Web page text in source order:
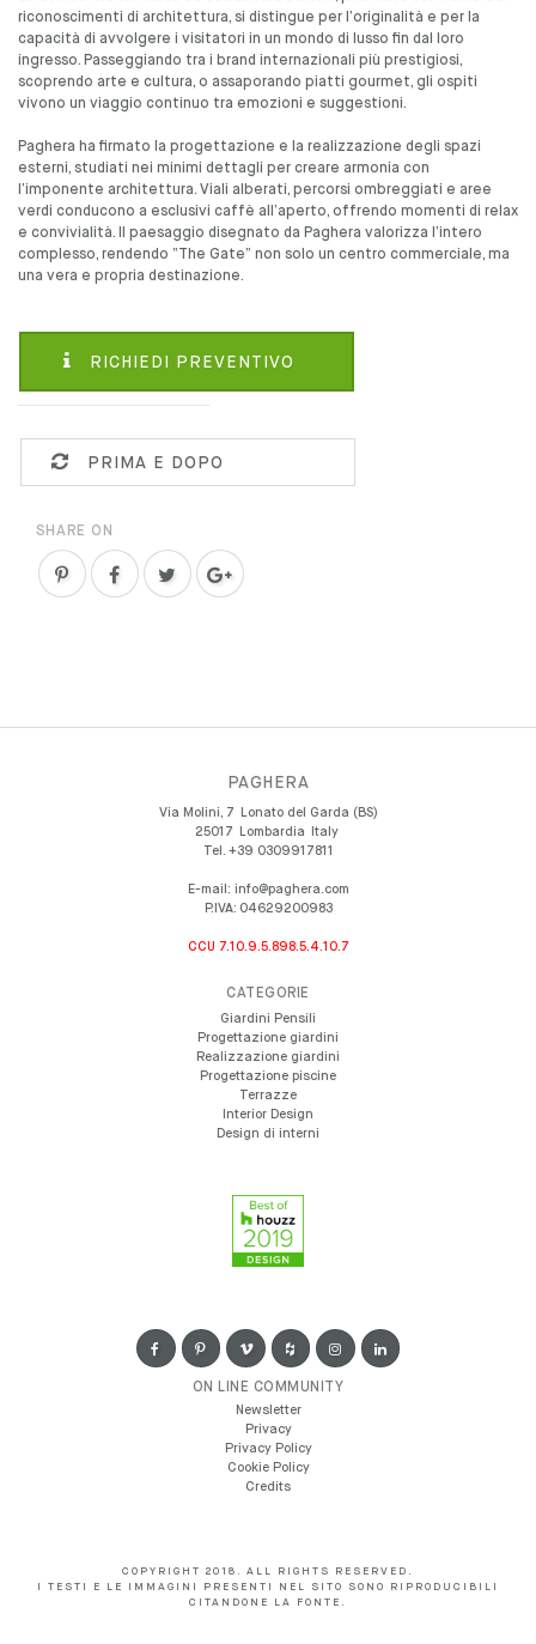
riconoscimenti di architettura, si distingue per l’originalità e per la
capacità di avvolgere i visitatori in un mondo di lusso fin dal loro
ingresso. Passeggiando tra i brand internazionali più prestigiosi,
scoprendo arte e cultura, o assaporando piatti gourmet, gli ospiti
vivono un viaggio continuo tra emozioni e suggestioni.
Paghera ha firmato la progettazione e la realizzazione degli spazi
esterni, studiati nei minimi dettagli per creare armonia con
l’imponente architettura. Viali alberati, percorsi ombreggiati e aree
verdi conducono a esclusivi caffè all’aperto, offrendo momenti di relax
e convivialità. Il paesaggio disegnato da Paghera valorizza l’intero
complesso, rendendo “The Gate” non solo un centro commerciale, ma
una vera e propria destinazione.
RICHIEDI PREVENTIVO
PRIMA E DOPO
SHARE ON
PAGHERA
Via Molini, 7
Lonato del Garda (BS)
25017
Lombardia
Italy
Tel. +39 0309917811
E-mail: info@paghera.com
P.IVA: 04629200983
CCU 7.10.9.5.898.5.4.10.7
CATEGORIE
Giardini Pensili
Progettazione giardini
Realizzazione giardini
Progettazione piscine
Terrazze
Interior Design
Design di interni
ON LINE COMMUNITY
Newsletter
Privacy
Privacy Policy
Cookie Policy
Credits
COPYRIGHT 2018. ALL RIGHTS RESERVED.
I TESTI E LE IMMAGINI PRESENTI NEL SITO SONO RIPRODUCIBILI
CITANDONE LA FONTE.